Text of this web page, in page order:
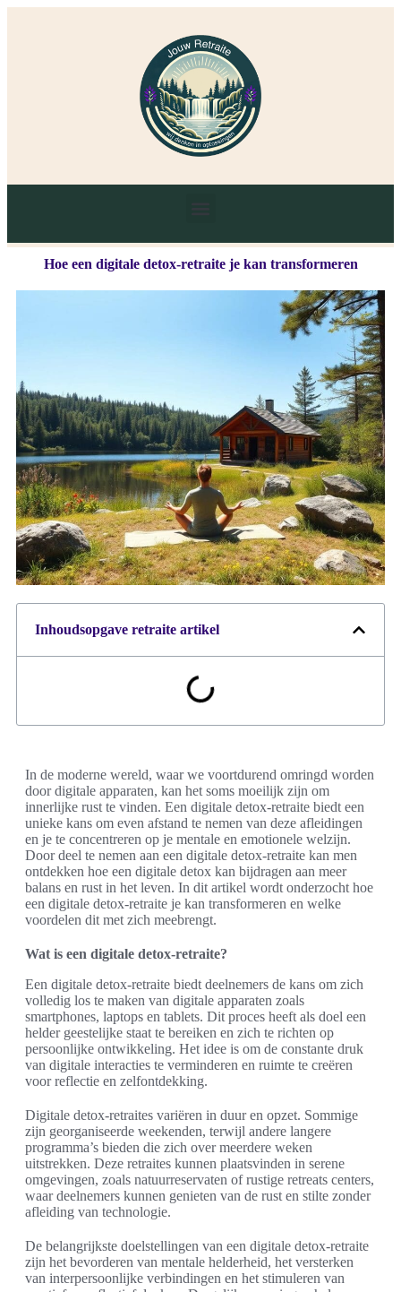
Hoe een digitale detox-retraite je kan transformeren
Inhoudsopgave retraite artikel
In de moderne wereld, waar we voortdurend omringd worden
door digitale apparaten, kan het soms moeilijk zijn om
innerlijke rust te vinden. Een digitale detox-retraite biedt een
unieke kans om even afstand te nemen van deze afleidingen
en je te concentreren op je mentale en emotionele welzijn.
Door deel te nemen aan een digitale detox-retraite kan men
ontdekken hoe een digitale detox kan bijdragen aan meer
balans en rust in het leven. In dit artikel wordt onderzocht hoe
een digitale detox-retraite je kan transformeren en welke
voordelen dit met zich meebrengt.
Wat is een digitale detox-retraite?
Een digitale detox-retraite biedt deelnemers de kans om zich
volledig los te maken van digitale apparaten zoals
smartphones, laptops en tablets. Dit proces heeft als doel een
helder geestelijke staat te bereiken en zich te richten op
persoonlijke ontwikkeling. Het idee is om de constante druk
van digitale interacties te verminderen en ruimte te creëren
voor reflectie en zelfontdekking.
Digitale detox-retraites variëren in duur en opzet. Sommige
zijn georganiseerde weekenden, terwijl andere langere
programma’s bieden die zich over meerdere weken
uitstrekken. Deze retraites kunnen plaatsvinden in serene
omgevingen, zoals natuurreservaten of rustige retreats centers,
waar deelnemers kunnen genieten van de rust en stilte zonder
afleiding van technologie.
De belangrijkste doelstellingen van een digitale detox-retraite
zijn het bevorderen van mentale helderheid, het versterken
van interpersoonlijke verbindingen en het stimuleren van